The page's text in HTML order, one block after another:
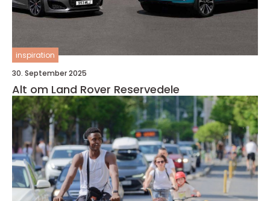
inspiration
30. September 2025
Alt om Land Rover Reservedele